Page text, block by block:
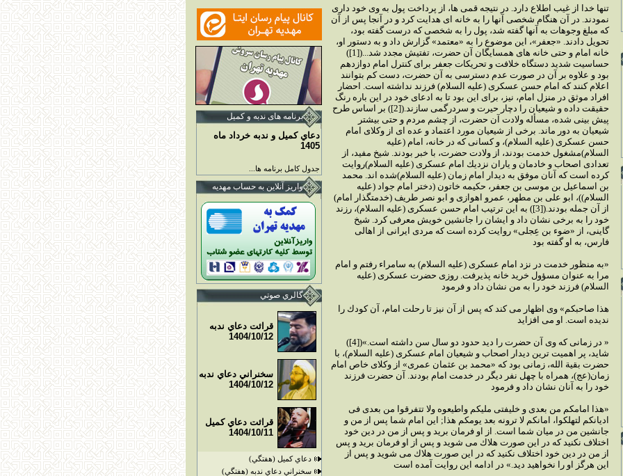
تنها خدا از غيب اطلاع دارد. در نتيجه قمى ها، از پرداخت پول به وى خود دارى
نمودند. در آن هنگام شخصى آنها را به خانه اى هدايت كرد و در آنجا پس از آن
كه مبلغ وجوهات به آنها گفته شد، پول را به شخصى كه درست گفته بود،
تحويل دادند. «جعفر»، اين موضوع را به «معتمد» گزارش داد و به دستور او،
خانه امام و حتى خانه هاى همسايگان آن حضرت، تفتيش مجدد شد...([1])
حساسيت شديد دستگاه خلافت و تحريكات جعفر براى كنترل امام دوازدهم
بود و علاوه بر آن در صورت عدم دسترسى به آن حضرت، دست كم بتوانند
اعلام كنند كه امام حسن عسكرى (عليه السلام) فرزند نداشته است. احضار
افراد موثق در منزل امام، نيز، براى اين بود تا به ادعاى خود در اين باره رنگ
حقيقت داده و شيعيان را دچار حيرت و سردرگمى سازند.([2]) بر اساس طرح
پيش بينى شده، مسأله ولادت آن حضرت، از چشم مردم و حتى بيشتر
شيعيان به دور ماند. برخى از شيعيان مورد اعتماد و عده اى از وكلاى امام
حسن عسكرى (عليه السلام)، و كسانى كه در خانه، امام (عليه
السلام)مشغول خدمت بودند، از ولادت حضرت، با خبر بودند. شيخ مفيد، از
تعدادى اصحاب و خادمان و ياران نزديك امام عسكرى (عليه السلام)روايت
كرده است كه آنان موفق به ديدار امام زمان (عليه السلام)شده اند. محمد
بن اسماعيل بن موسى بن جعفر، حكيمه خاتون (دختر امام جواد (عليه
السلام))، ابو على بن مطهر، عمرو اهوازى و ابو نصر طريف (خدمتگذار امام)
از آن جمله بودند.([3]) به اين ترتيب امام حسن عسكرى (عليه السلام)، رزند
خود را به برخى نشان داد و ايشان را جانشين خويش معرفى كرد. شيخ
گاينى، از «ضوء بن عِجلى» روايت كرده است كه مردى ايرانى از اهالى
فارس، به او گفته بود
«به منظور خدمت در نزد امام عسكرى (عليه السلام) به سامراء رفتم و امام
مرا به عنوان مسؤول خريد خانه پذيرفت. روزى حضرت عسكرى (عليه
السلام) فرزند خود را به من نشان داد و فرمود
هذا صاحبكم» وى اظهار مى كند كه پس از آن نيز تا رحلت امام، آن كودك را
نديده است. او مى افزايد
« در زمانى كه وى آن حضرت را ديد حدود دو سال سن داشته است.»([4])
شايد، پر اهميت ترين ديدار اصحاب و شيعيان امام عسكرى (عليه السلام)، با
حضرت بقية الله، زمانى بود كه «محمد بن عثمان عمرى» از وكلاى خاص امام
زمان(عج)، همراه با چهل نفر ديگر در خدمت امام بودند. آن حضرت فرزند
خود را به آنان نشان داد و فرمود
«هذا امامكم من بعدى و خليفتى مليكم واطيعوه ولا تتفرقوا من بعدى فى
اديانكم لتهلكوا، امانكم لا ترونه بعد يومكم هذا; اين امام شما پس از من و
جانشين من در ميان شما است. از او فرمان بريد و پس از من در دين خود
اختلاف نكنيد كه در اين صورت هلاك مى شويد و پس از او فرمان بريد و پس
از من در دين خود اختلاف نكنيد كه در اين صورت هلاك مى شويد و پس از
اين هرگز او را نخواهيد ديد.» در ادامه اين روايت آمده است
برنامه های ندبه و کمیل
دعاي کميل و ندبه خرداد ماه
1405
جدول کامل برنامه ها...
واريز آنلاين به حساب مهديه
گالري صوتي
قرائت دعاي ندبه
1404/10/12
سخنراني دعاي ندبه
1404/10/12
قرائت دعاي کميل
1404/10/11
دعاي کميل (هفتگي)
سخنراني دعاي ندبه (هفتگي)